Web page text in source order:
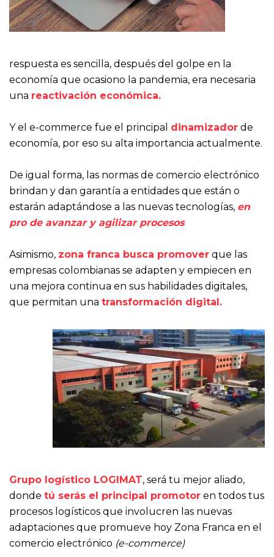
respuesta es sencilla, después del golpe en la
economía que ocasiono la pandemia, era necesaria
una reactivación económica.
Y el e-commerce fue el principal dinamizador de
economía, por eso su alta importancia actualmente.
De igual forma, las normas de comercio electrónico
brindan y dan garantía a entidades que están o
estarán adaptándose a las nuevas tecnologías, en
pro de avanzar y agilizar procesos
Asimismo, zona franca busca promover que las
empresas colombianas se adapten y empiecen en
una mejora continua en sus habilidades digitales,
que permitan una transformación digital.
Grupo logístico LOGIMAT, será tu mejor aliado,
donde tú serás el principal promotor en todos tus
procesos logísticos que involucren las nuevas
adaptaciones que promueve hoy Zona Franca en el
comercio electrónico (e-commerce)